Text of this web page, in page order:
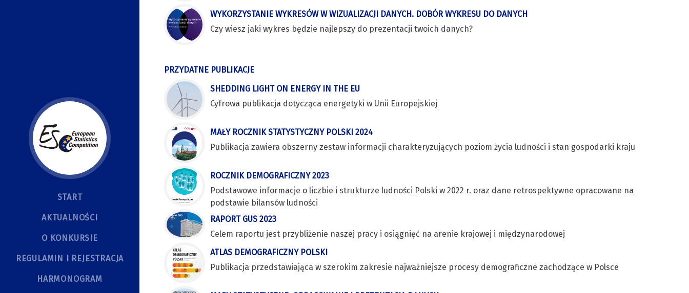
START
AKTUALNOŚCI
O KONKURSIE
REGULAMIN I REJESTRACJA
HARMONOGRAM
WYKORZYSTANIE WYKRESÓW W WIZUALIZACJI DANYCH. DOBÓR WYKRESU DO DANYCH
Czy wiesz jaki wykres będzie najlepszy do prezentacji twoich danych?
PRZYDATNE PUBLIKACJE
SHEDDING LIGHT ON ENERGY IN THE EU
Cyfrowa publikacja dotycząca energetyki w Unii Europejskiej
MAŁY ROCZNIK STATYSTYCZNY POLSKI 2024
Publikacja zawiera obszerny zestaw informacji charakteryzujących poziom życia ludności i stan gospodarki kraju
ROCZNIK DEMOGRAFICZNY 2023
Podstawowe informacje o liczbie i strukturze ludności Polski w 2022 r. oraz dane retrospektywne opracowane na
podstawie bilansów ludności
RAPORT GUS 2023
Celem raportu jest przybliżenie naszej pracy i osiągnięć na arenie krajowej i międzynarodowej
ATLAS DEMOGRAFICZNY POLSKI
Publikacja przedstawiająca w szerokim zakresie najważniejsze procesy demograficzne zachodzące w Polsce